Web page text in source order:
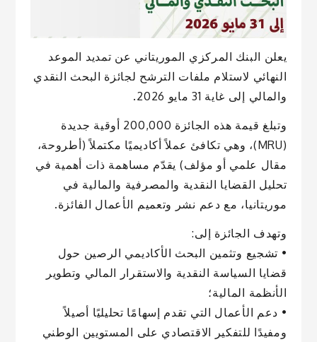
يعلن البنك المركزي الموريتاني عن تمديد الموعد
النهائي لاستلام ملفات الترشح لجائزة البحث النقدي
والمالي إلى غاية 31 مايو 2026.
وتبلغ قيمة هذه الجائزة 200,000 أوقية جديدة
(MRU)، وهي تكافئ عملاً أكاديميًا مكتملاً (أطروحة،
مقال علمي أو مؤلف) يقدّم مساهمة ذات أهمية في
تحليل القضايا النقدية والمصرفية والمالية في
موريتانيا، مع دعم نشر وتعميم الأعمال الفائزة.
وتهدف الجائزة إلى:
• تشجيع وتثمين البحث الأكاديمي الرصين حول
قضايا السياسة النقدية والاستقرار المالي وتطوير
الأنظمة المالية؛
• دعم الأعمال التي تقدم إسهامًا تحليليًا أصيلاً
ومفيدًا للتفكير الاقتصادي على المستويين الوطني